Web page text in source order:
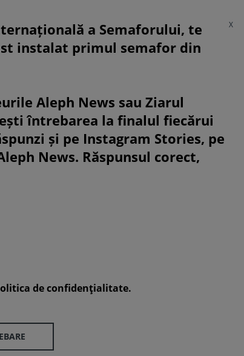
X
a Semaforului, te
instalat primul semafor din
Aleph News sau Ziarul
întrebarea la finalul fiecărui
și pe Instagram Stories, pe
News. Răspunsul corect,
de confidenţialitate.